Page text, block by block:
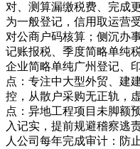
对、测算漏缴税费、完成
为一般登记，信用取运营
对公商户码核算；侧沉办
记账报税、季度简略单纯
企业简略单纯广州登记、
点：专注中大型外贸、建
控，从散户采购无正轨，
点：异地工程项目未脚额
入记实，提前规避稽察逃
人公司每年完成审计：防